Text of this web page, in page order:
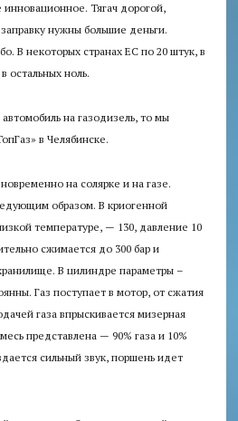
инновационное. Тягач дорогой,
нужны большие деньги.
В некоторых странах ЕС по 20 штук, в
остальных ноль.
на газодизель, то мы
в Челябинске.
на солярке и на газе.
образом. В криогенной
температуре, — 130, давление 10
сжимается до 300 бар и
В цилиндре параметры –
Газ поступает в мотор, от сжатия
газа впрыскивается мизерная
представлена — 90% газа и 10%
сильный звук, поршень идет